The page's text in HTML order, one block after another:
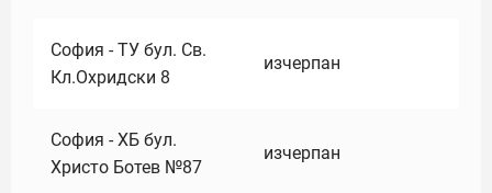
София - ТУ бул. Св.
Кл.Охридски 8
изчерпан
София - ХБ бул.
Христо Ботев №87
изчерпан